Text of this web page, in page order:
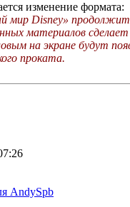
изменение формата:
мир Disney»
материалов
на экране будут
проката.
AndySpb